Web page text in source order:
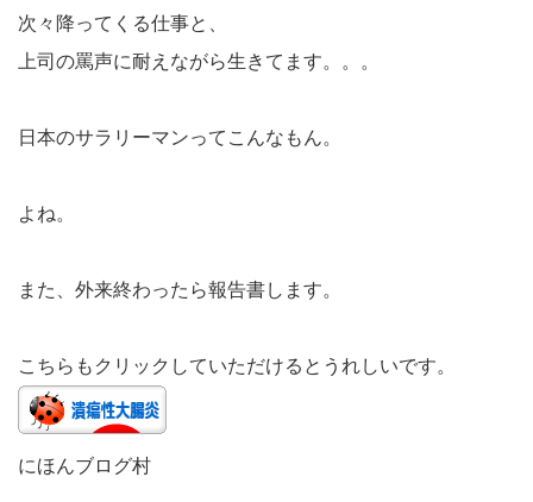
次々降ってくる仕事と、
上司の罵声に耐えながら生きてます。。。
日本のサラリーマンってこんなもん。
よね。
また、外来終わったら報告書します。
こちらもクリックしていただけるとうれしいです。
にほんブログ村